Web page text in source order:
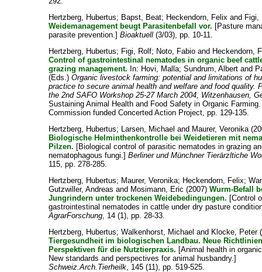
Hertzberg, Hubertus; Bapst, Beat; Heckendorn, Felix and Figi,
Weidemanagement beugt Parasitenbefall vor. [Pasture
parasite prevention.]Bioaktuell (3/03), pp. 10-11.
Hertzberg, Hubertus; Figi, Rolf; Noto, Fabio and Heckendorn,
Control of gastrointestinal nematodes in organic beef
grazing management. In: Hovi, Malla;Sundrum, Albert and
(Eds.)Organic livestock farming: potential and limitations of
practice to secure animal health and welfare and food quality.
the 2nd SAFO Workshop 25-27 March 2004, Witzenhausen,
Sustaining Animal Health and Food Safety in Organic
Commission funded Concerted Action Project, pp. 129-135.
Hertzberg, Hubertus; Larsen, Michael and Maurer, Veronika
Biologische Helminthenkontrolle bei Weidetieren mit
Pilzen. [Biological control of parasitic nematodes in grazing
nematophagous fungi.]Berliner und Münchner Tierärzltiche
115, pp. 278-285.
Hertzberg, Hubertus; Maurer, Veronika; Heckendorn, Felix;
Gutzwiller, Andreas and Mosimann, Eric (2007)Wurm-Befall
Jungrindern unter trockenen Weidebedingungen. [Control
gastrointestinal nematodes in cattle under dry pasture
AgrarForschung, 14 (1), pp. 28-33.
Hertzberg, Hubertus;Walkenhorst, Michael and Klocke, Peter
Tiergesundheit im biologischen Landbau. Neue
Perspektiven für die Nutztierpraxis. [Animal health in
New standards and perspectives for animal husbandry.]
Schweiz.Arch.Tierheilk, 145 (11), pp. 519-525.